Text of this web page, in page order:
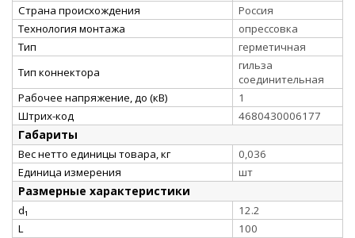
Страна происхождения
Россия
Технология монтажа
опрессовка
Тип
герметичная
Тип коннектора
гильза
соединительная
Рабочее напряжение, до (кВ)
1
Штрих-код
4680430006177
Габариты
Вес нетто единицы товара, кг
0,036
Единица измерения
шт
Размерные характеристики
d₁
12.2
L
100